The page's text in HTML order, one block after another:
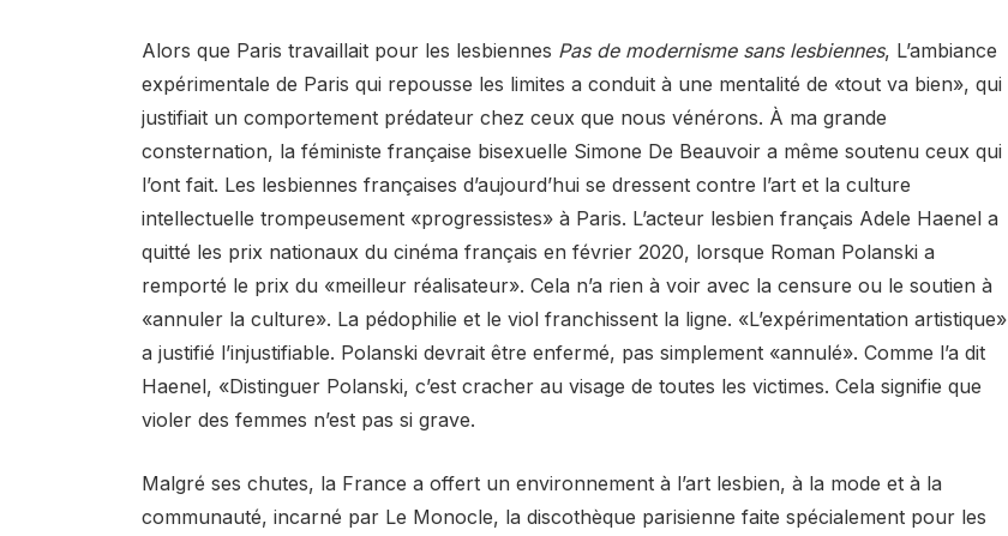
Alors que Paris travaillait pour les lesbiennes Pas de modernisme sans lesbiennes, L’ambiance
expérimentale de Paris qui repousse les limites a conduit à une mentalité de «tout va bien», qui
justifiait un comportement prédateur chez ceux que nous vénérons. À ma grande
consternation, la féministe française bisexuelle Simone De Beauvoir a même soutenu ceux qui
l’ont fait. Les lesbiennes françaises d’aujourd’hui se dressent contre l’art et la culture
intellectuelle trompeusement «progressistes» à Paris. L’acteur lesbien français Adele Haenel a
quitté les prix nationaux du cinéma français en février 2020, lorsque Roman Polanski a
remporté le prix du «meilleur réalisateur». Cela n’a rien à voir avec la censure ou le soutien à
«annuler la culture». La pédophilie et le viol franchissent la ligne. «L’expérimentation artistique»
a justifié l’injustifiable. Polanski devrait être enfermé, pas simplement «annulé». Comme l’a dit
Haenel, «Distinguer Polanski, c’est cracher au visage de toutes les victimes. Cela signifie que
violer des femmes n’est pas si grave.
Malgré ses chutes, la France a offert un environnement à l’art lesbien, à la mode et à la
communauté, incarné par Le Monocle, la discothèque parisienne faite spécialement pour les